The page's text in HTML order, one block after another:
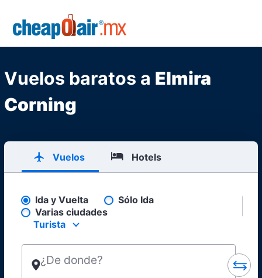
Skip to main content
Vuelos baratos a Elmira
Corning
Vuelos Hotels
Pick your flight type
Ida y Vuelta
Sólo Ida
Varias ciudades
Select your preferred seating class.
Turista
¿De donde?